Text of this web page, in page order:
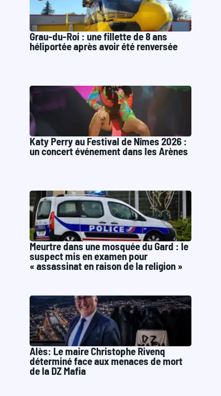
Grau-du-Roi : une fillette de 8 ans
héliportée après avoir été renversée
Katy Perry au Festival de Nîmes 2026 :
un concert événement dans les Arènes
Meurtre dans une mosquée du Gard : le
suspect mis en examen pour
« assassinat en raison de la religion »
Alès: Le maire Christophe Rivenq
déterminé face aux menaces de mort
de la DZ Mafia